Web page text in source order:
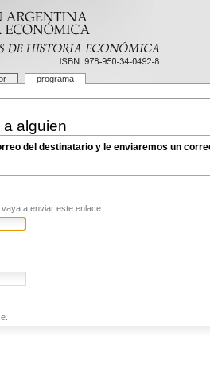
programa
alguien
del destinatario y le enviaremos un
a enviar este enlace.